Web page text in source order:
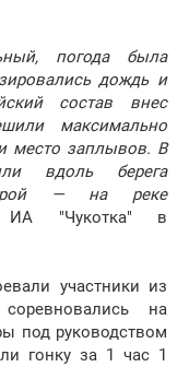
погода была
дождь и
состав внес
максимально
место заплывов. В
вдоль берега
— на реке
"Чукотка" в
участники из
на
под руководством
гонку за 1 час 1